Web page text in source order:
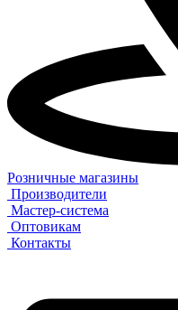
Розничные магазины
Производители
Мастер-система
Оптовикам
Контакты